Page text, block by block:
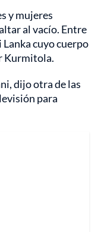
y mujeres
al vacío. Entre
cuyo cuerpo
Kurmitola.
dijo otra de las
para